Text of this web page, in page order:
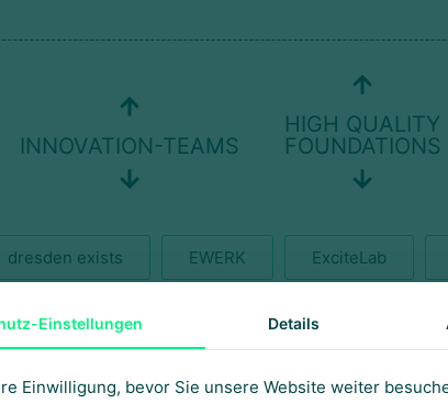
INNOVATION-TEAMS
HIGH QUALITY
FOUNDATIONS
dresden exists EWERK ExciteLab
Hochschule Mittweida
und Technologietransfer
Einstellungen Details
Einwilligung, bevor Sie unsere Website weiter